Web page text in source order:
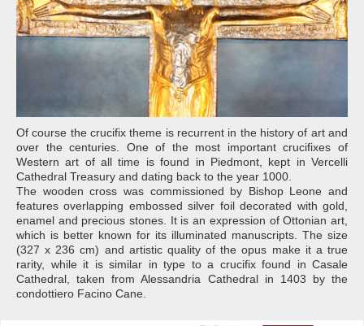
Of course the crucifix theme is recurrent in the history of art and
over the centuries. One of the most important crucifixes of
Western art of all time is found in Piedmont, kept in Vercelli
Cathedral Treasury and dating back to the year 1000.
The wooden cross was commissioned by Bishop Leone and
features overlapping embossed silver foil decorated with gold,
enamel and precious stones. It is an expression of Ottonian art,
which is better known for its illuminated manuscripts. The size
(327 x 236 cm) and artistic quality of the opus make it a true
rarity, while it is similar in type to a crucifix found in Casale
Cathedral, taken from Alessandria Cathedral in 1403 by the
condottiero Facino Cane.